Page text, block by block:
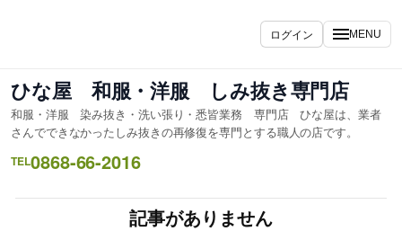
キ
ッ
プ
ログイン MENU
ひな屋 和服・洋服 しみ抜き専門店
和服・洋服 染み抜き・洗い張り・悉皆業務 専門店 ひな屋は、業者
さんでできなかったしみ抜きの再修復を専門とする職人の店です。
TEL0868-66-2016
記事がありません